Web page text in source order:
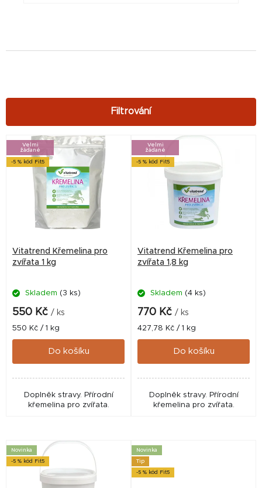
V
ý
Velmi
žádané
-5 % kód Fit5
Vitatrend Křemelina pro
zvířata 1 kg
Skladem (3 ks)
550 Kč / ks
Měrná
cena:
550 Kč / 1 kg
Do košíku
Doplněk stravy. Přírodní
křemelina pro zvířata.
Velmi
žádané
-5 % kód Fit5
Vitatrend Křemelina pro
zvířata 1,8 kg
Skladem (4 ks)
770 Kč / ks
Měrná
cena:
427,78 Kč / 1 kg
Do košíku
Doplněk stravy. Přírodní
křemelina pro zvířata.
Novinka
-5 % kód Fit5
Novinka
Tip
-5 % kód Fit5